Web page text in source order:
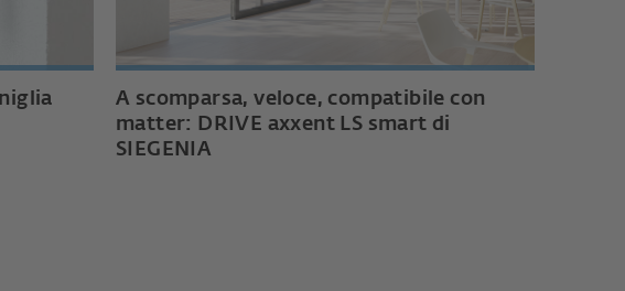
A scomparsa, veloce, compatibile con
matter: DRIVE axxent LS smart di
SIEGENIA